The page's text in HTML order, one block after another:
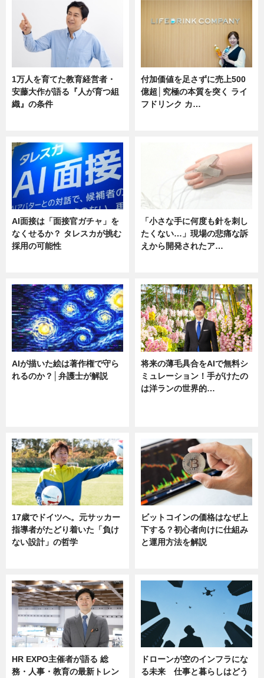
1万人を育てた教育経営者・
安藤大作が語る『人が育つ組
織』の条件
付加価値を足さずに売上500
億超│究極の本質を突く ライ
フドリンク カ…
AI面接は「面接官ガチャ」を
なくせるか？ タレスカが挑む
採用の可能性
「小さな手に何度も針を刺し
たくない…」現場の悲痛な訴
えから開発されたア…
AIが描いた絵は著作権で守ら
れるのか？│弁護士が解説
将来の薄毛具合をAIで無料シ
ミュレーション！手がけたの
は洋ランの世界的…
17歳でドイツへ。元サッカー
指導者がたどり着いた「負け
ない設計」の哲学
ビットコインの価格はなぜ上
下する？初心者向けに仕組み
と運用方法を解説
HR EXPO主催者が語る 総
務・人事・教育の最新トレン
ドローンが空のインフラにな
る未来 仕事と暮らしはどう